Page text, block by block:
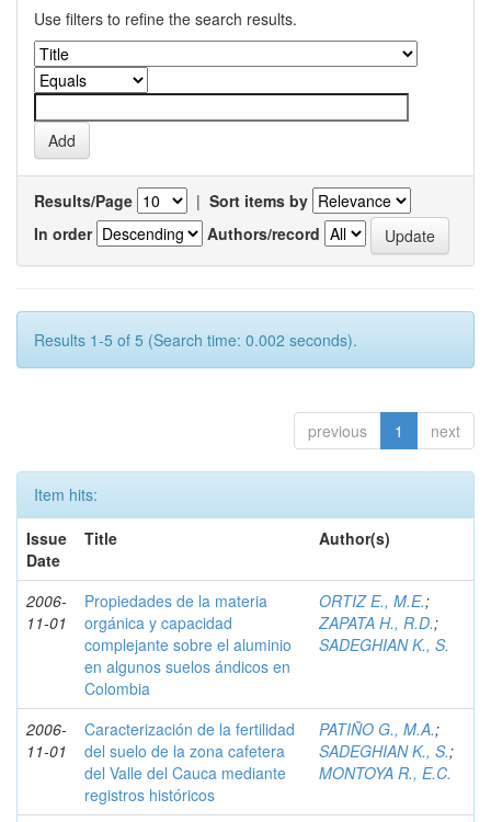
Use filters to refine the search results.
Results/Page | Sort items by
In order
Authors/record
Results 1-5 of 5 (Search time: 0.002 seconds).
previous 1 next
Item hits:
Issue
Date
Title Author(s)
2006-
11-01
Propiedades de la materia
orgánica y capacidad
complejante sobre el aluminio
en algunos suelos ándicos en
Colombia
ORTIZ E., M.E.;
ZAPATA H., R.D.;
SADEGHIAN K., S.
2006-
11-01
Caracterización de la fertilidad
del suelo de la zona cafetera
del Valle del Cauca mediante
registros históricos
PATIÑO G., M.A.;
SADEGHIAN K., S.;
MONTOYA R., E.C.